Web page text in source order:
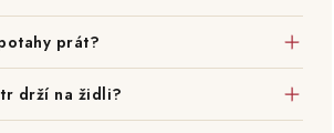
prát?
drží na židli?